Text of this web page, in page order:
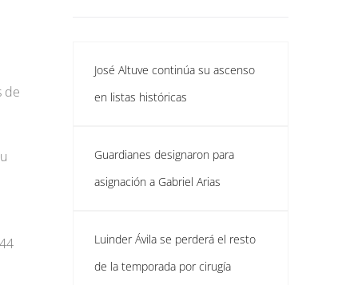
de
José Altuve continúa su ascenso
en listas históricas
Guardianes designaron para
asignación a Gabriel Arias
Luinder Ávila se perderá el resto
de la temporada por cirugía